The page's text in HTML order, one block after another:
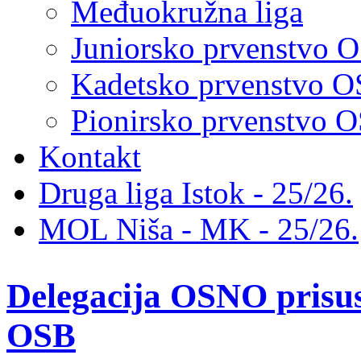
Međuokružna liga
Juniorsko prvenstvo
Kadetsko prvenstvo
Pionirsko prvenstvo
Kontakt
Druga liga Istok - 25/26.
MOL Niša - MK - 25/26.
Delegacija OSNO
OSB